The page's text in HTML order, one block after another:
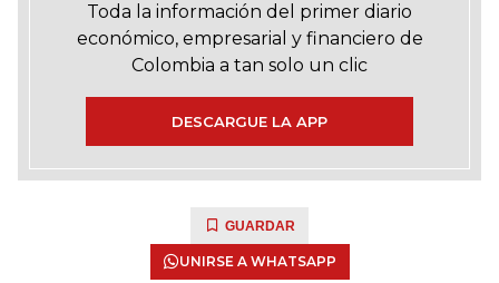
Toda la información del primer diario
económico, empresarial y financiero de
Colombia a tan solo un clic
DESCARGUE LA APP
GUARDAR
UNIRSE A WHATSAPP